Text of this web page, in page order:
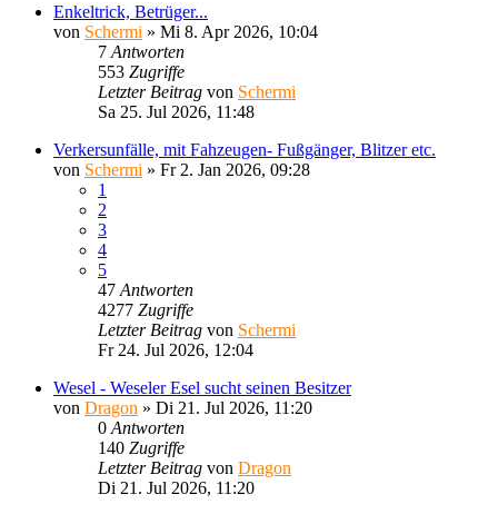
Enkeltrick, Betrüger...
von Schermi » Mi 8. Apr 2026, 10:04
7 Antworten
553 Zugriffe
Letzter Beitrag von Schermi
Sa 25. Jul 2026, 11:48
Verkersunfälle, mit Fahzeugen- Fußgänger, Blitzer etc.
von Schermi » Fr 2. Jan 2026, 09:28
1
2
3
4
5
47 Antworten
4277 Zugriffe
Letzter Beitrag von Schermi
Fr 24. Jul 2026, 12:04
Wesel - Weseler Esel sucht seinen Besitzer
von Dragon » Di 21. Jul 2026, 11:20
0 Antworten
140 Zugriffe
Letzter Beitrag von Dragon
Di 21. Jul 2026, 11:20